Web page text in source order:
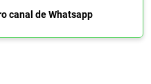
canal de Whatsapp